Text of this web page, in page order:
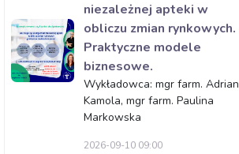
niezależnej apteki w
obliczu zmian rynkowych.
Praktyczne modele
biznesowe.
Wykładowca: mgr farm. Adrian
Kamola, mgr farm. Paulina
Markowska
2026-09-10 09:00